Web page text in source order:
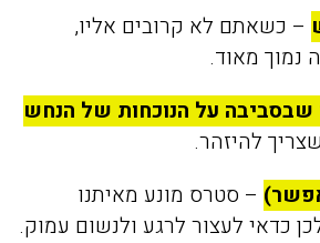
– כשאתם לא קרובים אליו,
נמוך מאוד.
שבסביבה על הנוכחות של הנחש
להיזהר.
– סטרס מונע מאיתנו
כדאי לעצור לרגע ולנשום עמוק.